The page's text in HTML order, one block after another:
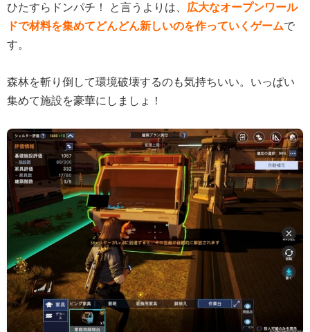
ひたすらドンパチ！ と言うよりは、 広大なオープンワール
ドで材料を集めてどんどん新しいのを作っていくゲームで
す。
森林を斬り倒して環境破壊するのも気持ちいい。いっぱい
集めて施設を豪華にしましょ！